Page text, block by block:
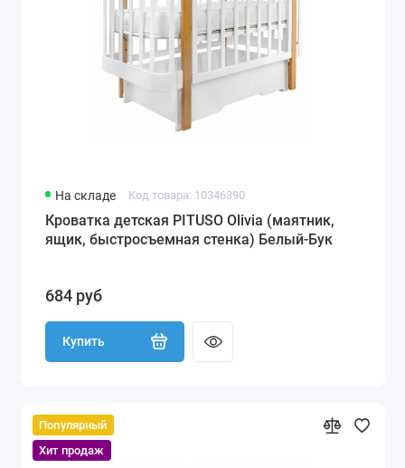
На складе Код товара: 10346390
Кроватка детская PITUSO Olivia (маятник,
ящик, быстросъемная стенка) Белый-Бук
684 руб
Купить
Популярный
Хит продаж